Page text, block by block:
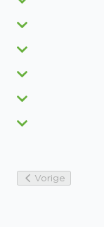
Vorige